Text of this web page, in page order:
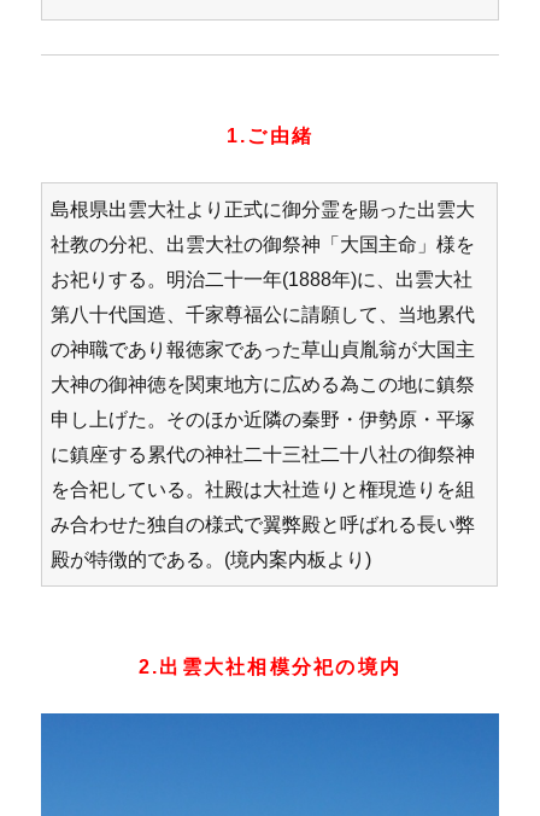
1.ご由緒
島根県出雲大社より正式に御分霊を賜った出雲大
社教の分祀、出雲大社の御祭神「大国主命」様を
お祀りする。明治二十一年(1888年)に、出雲大社
第八十代国造、千家尊福公に請願して、当地累代
の神職であり報徳家であった草山貞胤翁が大国主
大神の御神徳を関東地方に広める為この地に鎮祭
申し上げた。そのほか近隣の秦野・伊勢原・平塚
に鎮座する累代の神社二十三社二十八社の御祭神
を合祀している。社殿は大社造りと権現造りを組
み合わせた独自の様式で翼弊殿と呼ばれる長い弊
殿が特徴的である。(境内案内板より)
2.出雲大社相模分祀の境内